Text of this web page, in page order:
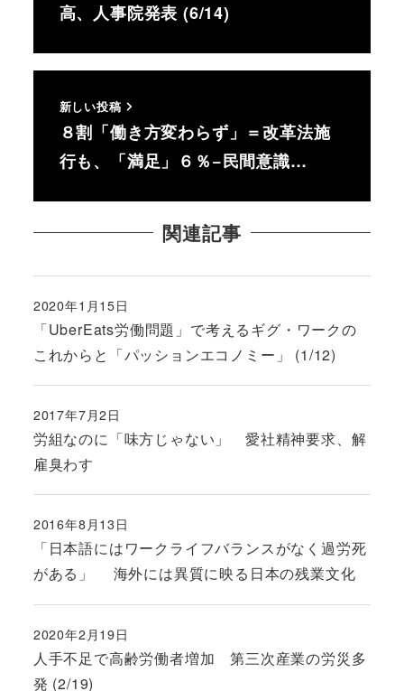
高、人事院発表 (6/14)
新しい投稿
８割「働き方変わらず」＝改革法施
行も、「満足」６％−民間意識…
関連記事
「UberEats労働問題」で考えるギグ・ワークの
これからと「パッションエコノミー」 (1/12)
投稿日
2020年1月15日
労組なのに「味方じゃない」 愛社精神要求、解
雇臭わす
投稿日
2017年7月2日
「日本語にはワークライフバランスがなく過労死
がある」 海外には異質に映る日本の残業文化
投稿日
2016年8月13日
人手不足で高齢労働者増加 第三次産業の労災多
発 (2/19)
投稿日
2020年2月19日